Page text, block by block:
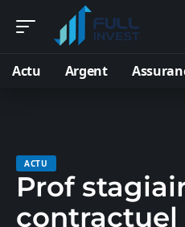
Actu Argent
ACTU
Prof
contractuel